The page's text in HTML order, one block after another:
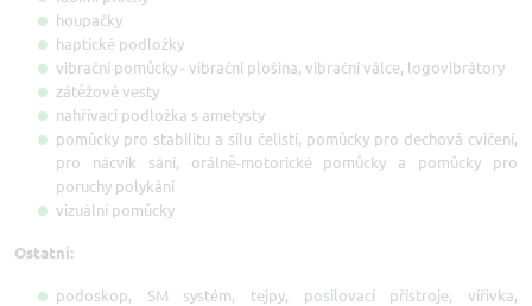
houpačky
haptické podložky
vibrační pomůcky - vibrační plošina, vibrační válce, logovibrátory
zátěžové vesty
nahřívací podložka s ametysty
pomůcky pro stabilitu a sílu čelisti, pomůcky pro dechová cvičení,
pro nácvik sání, orálně-motorické pomůcky a pomůcky pro
poruchy polykání
vizuální pomůcky
Ostatní:
podoskop, SM systém, tejpy, posilovací přístroje, vířivka,